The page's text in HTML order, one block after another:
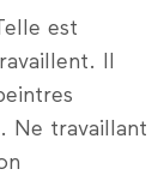
est
Il
Ne travaillant